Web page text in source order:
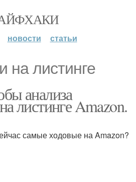
новости статьи
на листинге
анализа
листинге Amazon.
самые ходовые на Amazon?